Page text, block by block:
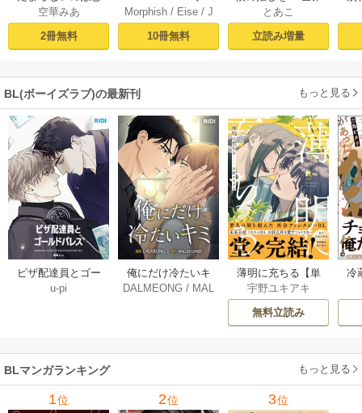
なのか（１）【シ
ーモア限定特典付
き】
空華みあ
2冊無料
フンディス【タテ
ヨミ】1
Morphish/ Eise/ J
aeyoung
10冊無料
から守りたい【シ
ーモア限定特典付
き電子単行本】 上
とあこ
立読み増量
BL(ボーイズラブ)の最新刊 もっと見る
ピザ配達員とゴー
ルドパレス【タテ
u-pi
俺にだけ冷たいキ
ミ【タテヨミ】 34
DALMEONG / MAL
薄明に充ちる【単
行本版】 5巻
宇野ユキアキ
無料立読み
冷
BLマンガランキング もっと見る
1位 2位 3位